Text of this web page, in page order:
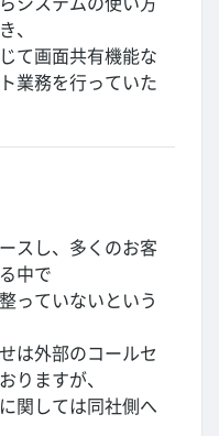
システムの使い方
、
て画面共有機能な
業務を行っていた
スし、多くのお客
中で
っていないという
は外部のコールセ
りますが、
関しては同社側へ